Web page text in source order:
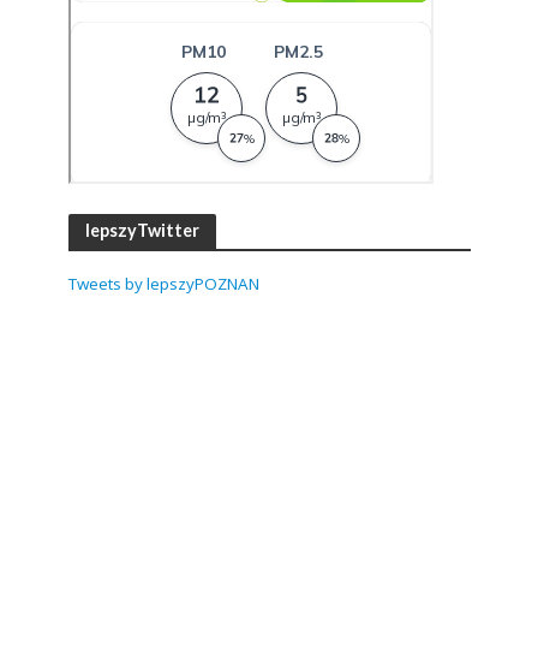
lepszyTwitter
Tweets by lepszyPOZNAN